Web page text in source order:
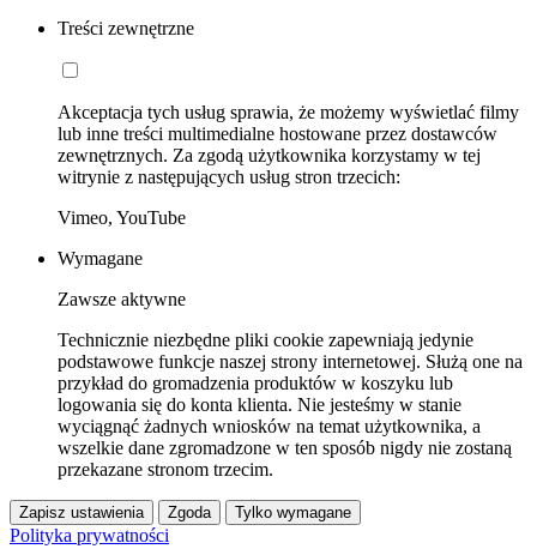
Treści zewnętrzne
Akceptacja tych usług sprawia, że możemy wyświetlać filmy
lub inne treści multimedialne hostowane przez dostawców
zewnętrznych. Za zgodą użytkownika korzystamy w tej
witrynie z następujących usług stron trzecich:
Vimeo, YouTube
Wymagane
Zawsze aktywne
Technicznie niezbędne pliki cookie zapewniają jedynie
podstawowe funkcje naszej strony internetowej. Służą one na
przykład do gromadzenia produktów w koszyku lub
logowania się do konta klienta. Nie jesteśmy w stanie
wyciągnąć żadnych wniosków na temat użytkownika, a
wszelkie dane zgromadzone w ten sposób nigdy nie zostaną
przekazane stronom trzecim.
Zapisz ustawienia Zgoda Tylko wymagane
Polityka prywatności